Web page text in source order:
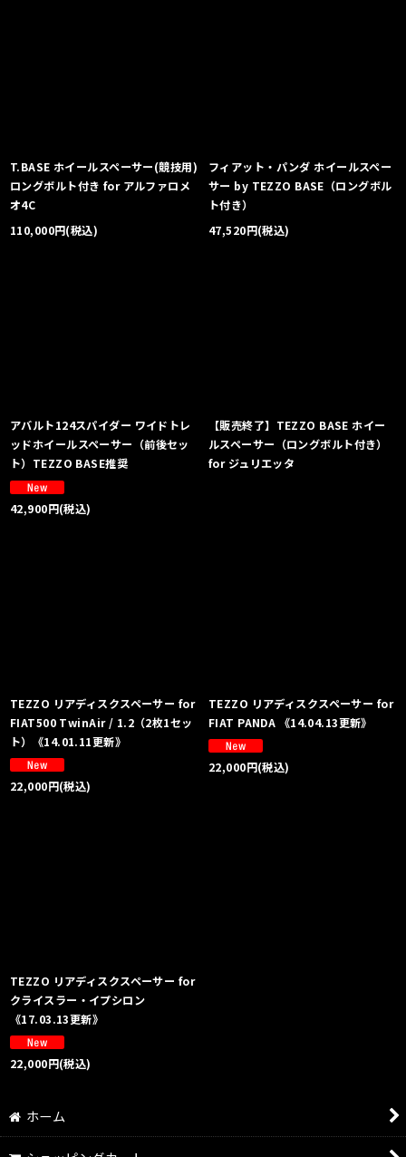
T.BASE ホイールスペーサー(競技用)
ロングボルト付き for アルファロメ
オ4C
110,000円(税込)
フィアット・パンダ ホイールスペー
サー by TEZZO BASE（ロングボル
ト付き）
47,520円(税込)
アバルト124スパイダー ワイドトレ
ッドホイールスペーサー（前後セッ
ト）TEZZO BASE推奨
42,900円(税込)
【販売終了】TEZZO BASE ホイー
ルスペーサー（ロングボルト付き）
for ジュリエッタ
TEZZO リアディスクスペーサー for
FIAT500 TwinAir / 1.2（2枚1セッ
ト）《14.01.11更新》
22,000円(税込)
TEZZO リアディスクスペーサー for
FIAT PANDA 《14.04.13更新》
22,000円(税込)
TEZZO リアディスクスペーサー for
クライスラー・イプシロン
《17.03.13更新》
22,000円(税込)
ホーム